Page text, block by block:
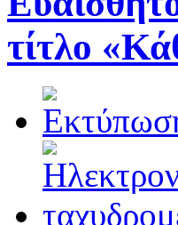
τίτλο